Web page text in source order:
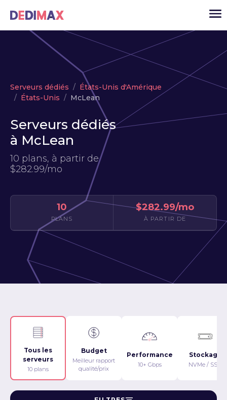
VPS
Serveurs dédiés
MON ESPACE
Serveurs dédiés
États-Unis d'Amérique
États-Unis
McLean
Serveurs dédiés
à McLean
10 plans, à partir de
$282.99/mo
10
PLANS
$282.99/mo
À PARTIR DE
Tous les
serveurs
10 plans
Budget
Meilleur rapport
qualité/prix
Performance
10+ Gbps
Stockage
NVMe / SSD